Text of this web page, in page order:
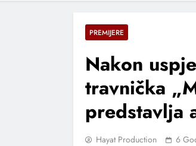
PREMIJERE
Nakon
travnička
predstavlja
Hayat Production 6